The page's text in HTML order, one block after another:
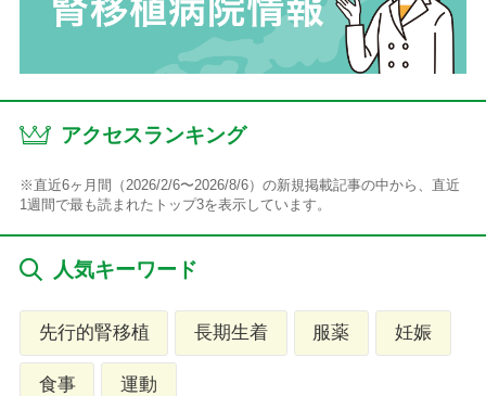
アクセスランキング
※直近6ヶ月間（2026/2/6〜2026/8/6）の新規掲載記事の中から、直近
1週間で最も読まれたトップ3を表示しています。
人気キーワード
先行的腎移植 長期生着 服薬 妊娠
食事 運動